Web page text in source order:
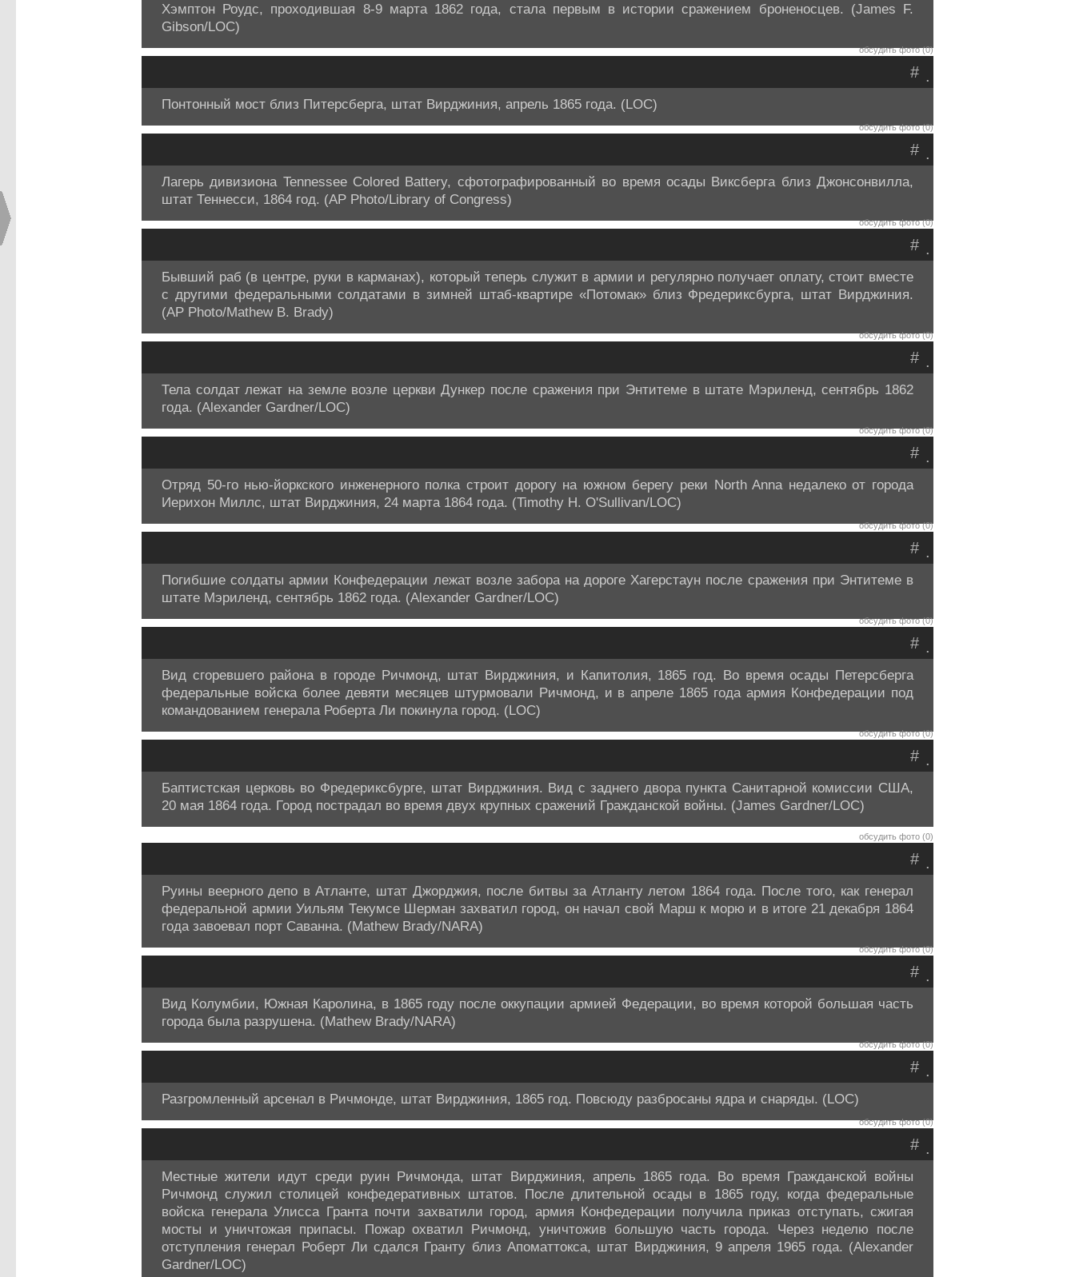
Хэмптон Роудс, проходившая 8-9 марта 1862 года, стала первым в истории сражением броненосцев. (James F.
Gibson/LOC)
обсудить фото (0)
.
#
Понтонный мост близ Питерсберга, штат Вирджиния, апрель 1865 года. (LOC)
обсудить фото (0)
.
#
Лагерь дивизиона Tennessee Colored Battery, сфотографированный во время осады Виксберга близ Джонсонвилла,
штат Теннесси, 1864 год. (AP Photo/Library of Congress)
обсудить фото (0)
.
#
Бывший раб (в центре, руки в карманах), который теперь служит в армии и регулярно получает оплату, стоит вместе
с другими федеральными солдатами в зимней штаб-квартире «Потомак» близ Фредериксбурга, штат Вирджиния.
(AP Photo/Mathew B. Brady)
обсудить фото (0)
.
#
Тела солдат лежат на земле возле церкви Дункер после сражения при Энтитеме в штате Мэриленд, сентябрь 1862
года. (Alexander Gardner/LOC)
обсудить фото (0)
.
#
Отряд 50-го нью-йоркского инженерного полка строит дорогу на южном берегу реки North Anna недалеко от города
Иерихон Миллс, штат Вирджиния, 24 марта 1864 года. (Timothy H. O'Sullivan/LOC)
обсудить фото (0)
.
#
Погибшие солдаты армии Конфедерации лежат возле забора на дороге Хагерстаун после сражения при Энтитеме в
штате Мэриленд, сентябрь 1862 года. (Alexander Gardner/LOC)
обсудить фото (0)
.
#
Вид сгоревшего района в городе Ричмонд, штат Вирджиния, и Капитолия, 1865 год. Во время осады Петерсберга
федеральные войска более девяти месяцев штурмовали Ричмонд, и в апреле 1865 года армия Конфедерации под
командованием генерала Роберта Ли покинула город. (LOC)
обсудить фото (0)
.
#
Баптистская церковь во Фредериксбурге, штат Вирджиния. Вид с заднего двора пункта Санитарной комиссии США,
20 мая 1864 года. Город пострадал во время двух крупных сражений Гражданской войны. (James Gardner/LOC)
обсудить фото (0)
.
#
Руины веерного депо в Атланте, штат Джорджия, после битвы за Атланту летом 1864 года. После того, как генерал
федеральной армии Уильям Текумсе Шерман захватил город, он начал свой Марш к морю и в итоге 21 декабря 1864
года завоевал порт Саванна. (Mathew Brady/NARA)
обсудить фото (0)
.
#
Вид Колумбии, Южная Каролина, в 1865 году после оккупации армией Федерации, во время которой большая часть
города была разрушена. (Mathew Brady/NARA)
обсудить фото (0)
.
#
Разгромленный арсенал в Ричмонде, штат Вирджиния, 1865 год. Повсюду разбросаны ядра и снаряды. (LOC)
обсудить фото (0)
.
#
Местные жители идут среди руин Ричмонда, штат Вирджиния, апрель 1865 года. Во время Гражданской войны
Ричмонд служил столицей конфедеративных штатов. После длительной осады в 1865 году, когда федеральные
войска генерала Улисса Гранта почти захватили город, армия Конфедерации получила приказ отступать, сжигая
мосты и уничтожая припасы. Пожар охватил Ричмонд, уничтожив большую часть города. Через неделю после
отступления генерал Роберт Ли сдался Гранту близ Апоматтокса, штат Вирджиния, 9 апреля 1965 года. (Alexander
Gardner/LOC)